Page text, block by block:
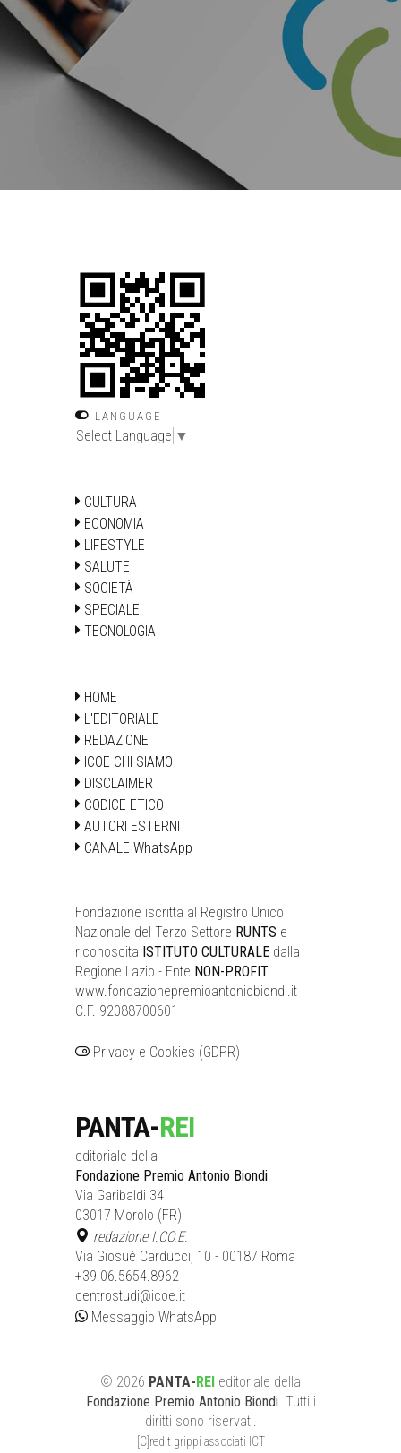
LANGUAGE
Select Language ▼
CULTURA
ECONOMIA
LIFESTYLE
SALUTE
SOCIETÀ
SPECIALE
TECNOLOGIA
HOME
L'EDITORIALE
REDAZIONE
ICOE CHI SIAMO
DISCLAIMER
CODICE ETICO
AUTORI ESTERNI
CANALE WhatsApp
Fondazione iscritta al Registro Unico
Nazionale del Terzo Settore RUNTS e
riconoscita ISTITUTO CULTURALE dalla
Regione Lazio - Ente NON-PROFIT
www.fondazionepremioantoniobiondi.it
C.F. 92088700601
Privacy e Cookies (GDPR)
PANTA-REI
editoriale della
Fondazione Premio Antonio Biondi
Via Garibaldi 34
03017 Morolo (FR)
redazione I.CO.E.
Via Giosué Carducci, 10 - 00187 Roma
+39.06.5654.8962
centrostudi@icoe.it
Messaggio WhatsApp
© 2026 PANTA-REI editoriale della
Fondazione Premio Antonio Biondi . Tutti i
diritti sono riservati.
[C]redit grippi associati ICT